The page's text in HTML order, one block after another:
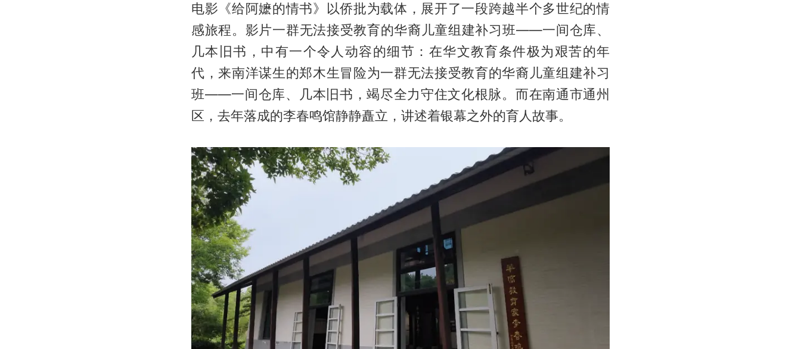
电影《给阿嬷的情书》以侨批为载体，展开了一段跨越半个多世纪的情
感旅程。影片一群无法接受教育的华裔儿童组建补习班——一间仓库、
几本旧书，中有一个令人动容的细节：在华文教育条件极为艰苦的年
代，来南洋谋生的郑木生冒险为一群无法接受教育的华裔儿童组建补习
班——一间仓库、几本旧书，竭尽全力守住文化根脉。而在南通市通州
区，去年落成的李春鸣馆静静矗立，讲述着银幕之外的育人故事。